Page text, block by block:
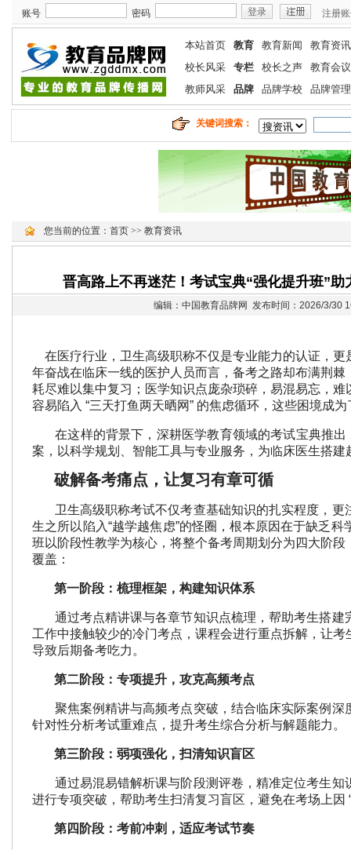
账号 密码 注册
本站首页 教育 教育新闻
教育资讯
校长风采
专栏 校长之声
教育会议
教师风采
品牌 品牌学校 品牌管理
关键词搜索：
您当前的位置： 首页 >> 教育资讯
晋高路上不再迷茫！考试宝典“强化提升班”
编辑：中国教育品牌网 发布时间：2026/3/30
在医疗行业，卫生高级职称不仅是专业能力的认证，更
年奋战在临床一线的医护人员而言，备考之路却布满荆
耗尽难以集中复习；医学知识点庞杂琐碎，易混易忘，
容易陷入 “三天打鱼两天晒网” 的焦虑循环，这些困境成
在这样的背景下，深耕医学教育领域的考试宝典推出
案，以科学规划、智能工具与专业服务，为临床医生搭
破解备考痛点，让复习有章可循
卫生高级职称考试不仅考查基础知识的扎实程度，更
生之所以陷入“越学越焦虑”的怪圈，根本原因在于缺乏
班以阶段性教学为核心，将整个备考周期划分为四大阶
覆盖：
第一阶段：梳理框架，构建知识体系
通过考点精讲课与各章节知识点梳理，帮助考生搭建
工作中接触较少的冷门考点，课程会进行重点拆解，让
导致后期备考吃力。
第二阶段：专项提升，攻克高频考点
聚焦案例精讲与高频考点突破，结合临床实际案例深
针对性分析考试重难点，提升考生综合分析与解题能力。
第三阶段：弱项强化，扫清知识盲区
通过易混易错解析课与阶段测评卷，精准定位考生知
进行专项突破，帮助考生扫清复习盲区，避免在考场上因
第四阶段：考前冲刺，适应考试节奏